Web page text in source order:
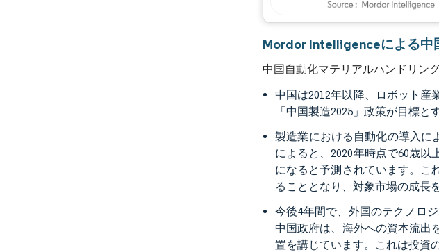
Mordor Intelligenceによる中
中国自動化マテリアルハンドリン
中国は2012年以降、ロボット産
「中国製造2025」政策が目標
製造業における自動化の導入に
によると、2020年時点で60歳以
になると予測されています。こ
ることとなり、対象市場の成長
今後4年間で、外国のテクノロ
中国政府は、海外への資本流出
置を講じています。これは投資